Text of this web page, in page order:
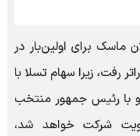
ماسک برای اولین‌بار در
دلار فراتر رفت، زیرا سهام تسلا با
با رئیس جمهور منتخب
شرکت خواهد شد،